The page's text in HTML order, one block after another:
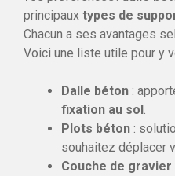
principaux types de
Chacun a ses avantages
Voici une liste utile pour y
Dalle béton :
fixation au sol.
Plots béton :
souhaitez déplacer
Couche de